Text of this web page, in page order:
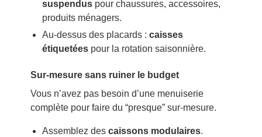
suspenduspour chaussures, accessoires,
produits ménagers.
Au-dessus des placards : caisses
étiquetéespour la rotation saisonnière.
Sur-mesure sans ruiner le budget
Vous n’avez pas besoin d’une menuiserie
complète pour faire du “presque” sur-mesure.
Assemblez des caissons modulaires.